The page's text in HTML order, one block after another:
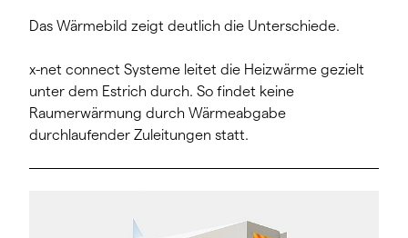
Das Wärmebild zeigt deutlich die Unterschiede.
x-net connect Systeme leitet die Heizwärme gezielt
unter dem Estrich durch. So findet keine
Raumerwärmung durch Wärmeabgabe
durchlaufender Zuleitungen statt.